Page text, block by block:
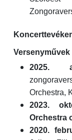
Versenyművek
2025.
Orchestra,
2023.
Orchestra
2020.